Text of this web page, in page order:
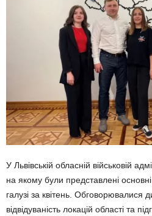
У Львівській обласній військовій
на якому були представлені
галузі за квітень. Обговорювалися
відвідуваність локацій області та